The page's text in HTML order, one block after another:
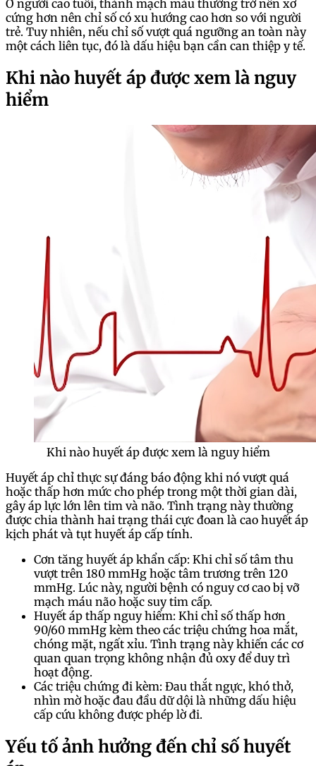
Ở người cao tuổi, thành mạch máu thường trở nên xơ
cứng hơn nên chỉ số có xu hướng cao hơn so với người
trẻ. Tuy nhiên, nếu chỉ số vượt quá ngưỡng an toàn này
một cách liên tục, đó là dấu hiệu bạn cần can thiệp y tế.
Khi nào huyết áp được xem là nguy
hiểm
Khi nào huyết áp được xem là nguy hiểm
Huyết áp chỉ thực sự đáng báo động khi nó vượt quá
hoặc thấp hơn mức cho phép trong một thời gian dài,
gây áp lực lớn lên tim và não. Tình trạng này thường
được chia thành hai trạng thái cực đoan là cao huyết áp
kịch phát và tụt huyết áp cấp tính.
Cơn tăng huyết áp khẩn cấp: Khi chỉ số tâm thu
vượt trên 180 mmHg hoặc tâm trương trên 120
mmHg. Lúc này, người bệnh có nguy cơ cao bị vỡ
mạch máu não hoặc suy tim cấp.
Huyết áp thấp nguy hiểm: Khi chỉ số thấp hơn
90/60 mmHg kèm theo các triệu chứng hoa mắt,
chóng mặt, ngất xỉu. Tình trạng này khiến các cơ
quan quan trọng không nhận đủ oxy để duy trì
hoạt động.
Các triệu chứng đi kèm: Đau thắt ngực, khó thở,
nhìn mờ hoặc đau đầu dữ dội là những dấu hiệu
cấp cứu không được phép lờ đi.
Yếu tố ảnh hưởng đến chỉ số huyết